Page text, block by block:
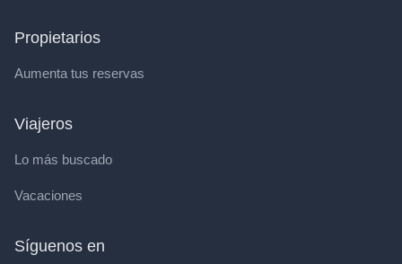
Propietarios
Aumenta tus reservas
Viajeros
Lo más buscado
Vacaciones
Síguenos en